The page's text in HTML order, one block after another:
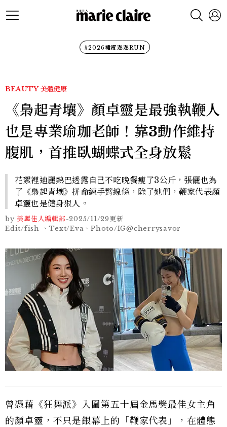
#2026裙襬澎澎RUN
BEAUTY 美體健康
《梟起青壤》顏卓靈是最強執鞭人
也是專業瑜珈老師！靠3動作維持
腹肌，首推臥蝴蝶式全身放鬆
花絮裡迪麗熱巴透露自己不吃晚餐瘦了3公斤，張儷也為
了《梟起青壤》拼命練手臂線條，除了她們，鞭家代表顏
卓靈也是健身狠人。
by 美麗佳人編輯部-2025/11/29更新
Edit/fish 、Text/Eva、Photo/IG@cherrysavor
曾憑藉《狂舞派》入圍第五十屆金馬獎最佳女主角
的顏卓靈，不只是銀幕上的「鞭家代表」，在體態